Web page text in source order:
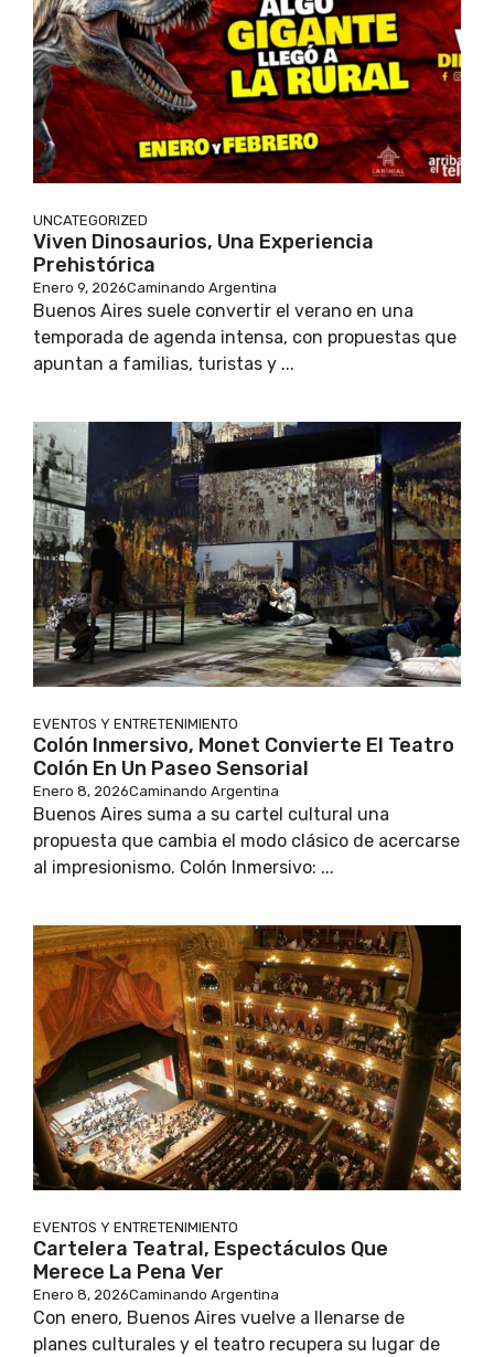
UNCATEGORIZED
Viven Dinosaurios, Una Experiencia
Prehistórica
Enero 9, 2026Caminando Argentina
Buenos Aires suele convertir el verano en una
temporada de agenda intensa, con propuestas que
apuntan a familias, turistas y ...
EVENTOS Y ENTRETENIMIENTO
Colón Inmersivo, Monet Convierte El Teatro
Colón En Un Paseo Sensorial
Enero 8, 2026Caminando Argentina
Buenos Aires suma a su cartel cultural una
propuesta que cambia el modo clásico de acercarse
al impresionismo. Colón Inmersivo: ...
EVENTOS Y ENTRETENIMIENTO
Cartelera Teatral, Espectáculos Que
Merece La Pena Ver
Enero 8, 2026Caminando Argentina
Con enero, Buenos Aires vuelve a llenarse de
planes culturales y el teatro recupera su lugar de